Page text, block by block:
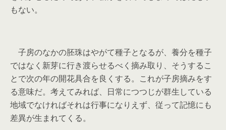
もない。
子房のなかの胚珠はやがて種子となるが、養分を種子
ではなく新芽に行き渡らせるべく摘み取り、そうするこ
とで次の年の開花具合を良くする。これが子房摘みをす
る意味だ。考えてみれば、日常につつじが群生している
地域でなければそれは行事になりえず、従って記憶にも
差異が生まれてくる。